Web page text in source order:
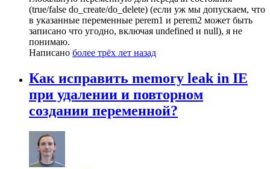
(true/false do_create/do_delete) (если уж мы допускаем, что
в указанные переменные perem1 и perem2 может быть
записано что угодно, включая undefined и null), я не
понимаю.
Написано более трёх лет назад
Как исправить memory leak in IE
при удалении и повторном
создании переменной?